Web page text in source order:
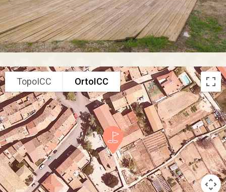
TopoICC OrtoICC